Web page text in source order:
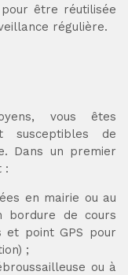
être réutilisée
régulière.
vous êtes
de
Dans un premier
:
en mairie ou au
bordure de cours
et point GPS pour
;
ou à